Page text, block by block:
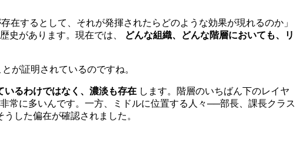
在するとして、それが発揮されたらどのような効果が現れるのか」
史があります。現在では、
どんな組織、どんな階層においても、リ
が証明されているのですね。
いるわけではなく、濃淡も存在 します。階層のいちばん下のレイヤ
常に多いんです。一方、ミドルに位置する人々──部長、課長クラス
した偏在が確認されました。